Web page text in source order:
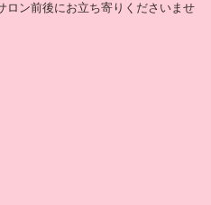
ロン前後にお立ち寄りくださいませ